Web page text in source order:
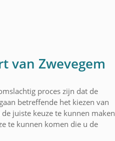
van Zwevegem
proces zijn dat de
betreffende het kiezen van
juiste keuze te kunnen maken
te kunnen komen die u de